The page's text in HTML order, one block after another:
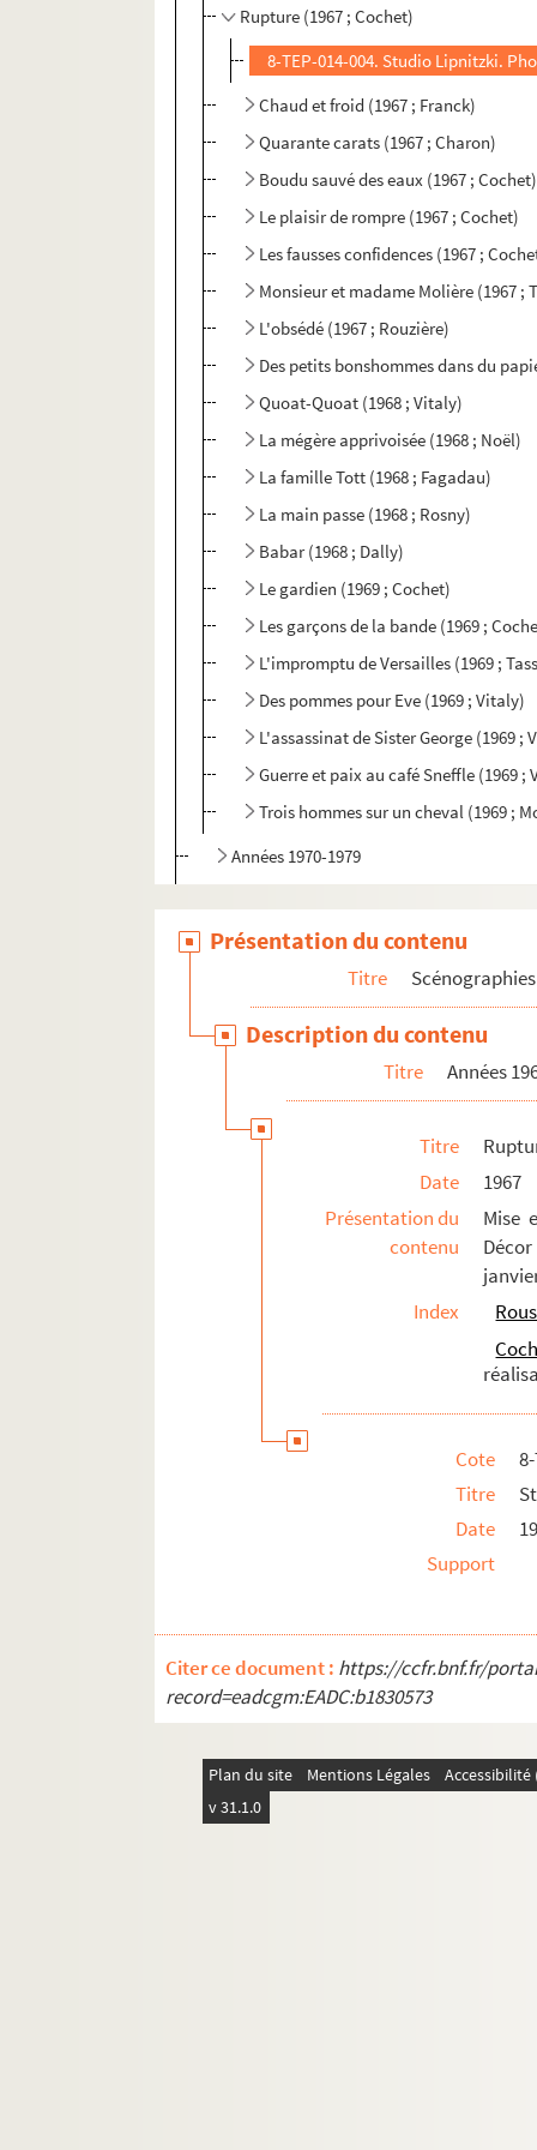
Rupture (1967 ; Cochet)
8-TEP-014-004. Studio Lipnitzki.
Chaud et froid (1967 ; Franck)
Quarante carats (1967 ; Charon)
Boudu sauvé des eaux (1967 ; Cochet)
Le plaisir de rompre (1967 ; Cochet)
Les fausses confidences (1967 ;
Monsieur et madame Molière (1967 ;
L'obsédé (1967 ; Rouzière)
Des petits bonshommes dans du
Quoat-Quoat (1968 ; Vitaly)
La mégère apprivoisée (1968 ; Noël)
La famille Tott (1968 ; Fagadau)
La main passe (1968 ; Rosny)
Babar (1968 ; Dally)
Le gardien (1969 ; Cochet)
Les garçons de la bande (1969 ;
L'impromptu de Versailles (1969 ;
Des pommes pour Eve (1969 ; Vitaly)
L'assassinat de Sister George (1969 ;
Guerre et paix au café Sneffle (1969 ;
Trois hommes sur un cheval (1969 ;
Années 1970-1979
Années 1990-1998
Productions non identifiées
Scénographies d'expositions
Architecture
Documentation
Présentation du contenu
Titre
Description du contenu
Titre Années
Titre
Date
1967
Présentation du
contenu
Mise
Index
Cote
Titre
Date
Support
Citer ce document : https://ccfr.bnf.fr/
record=eadcgm:EADC:b1830573
Plan du site Mentions Légales
v 31.1.0